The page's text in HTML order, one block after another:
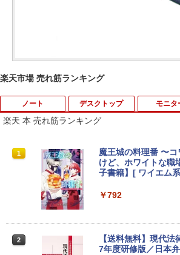
楽天市場 売れ筋ランキング
ノート
1
【期間限定破格金額
in11搭載 パソコン
付き 初心者向けノー
メモリ4GB～ 高速
￥12,980
デスクトップ モニタ
1
【お買い物マラソ開
元】五年保証 白 モ
インチ FHD
高コントラスト 超軽
￥8,999
楽天 本 売れ筋ランキング
1
魔王城の料理番 〜
けど、ホワイトな
子書籍】[ ワイエム
￥792
2
【送料無料】現代
7年度研修版／日本